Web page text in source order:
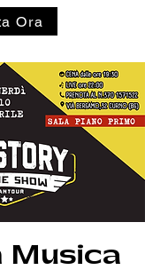
Ora
Musica